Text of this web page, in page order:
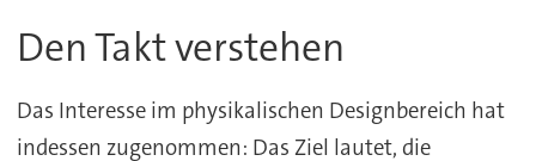
Den Takt verstehen
Das Interesse im physikalischen Designbereich hat
indessen zugenommen: Das Ziel lautet, die